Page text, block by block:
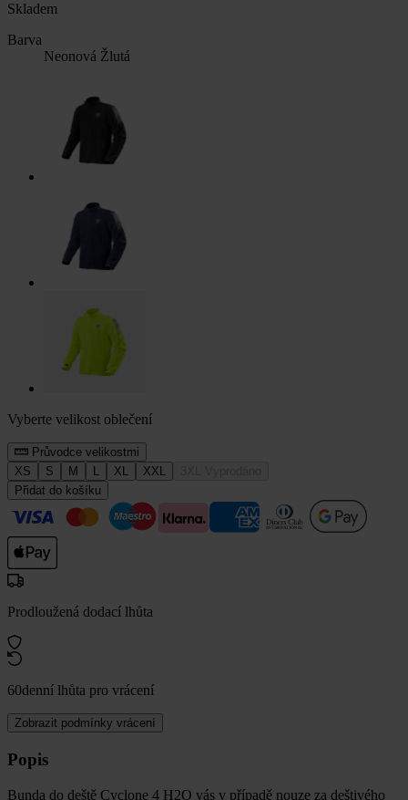
Skladem
Barva
Neonová Žlutá
Vyberte velikost oblečení
Průvodce velikostmi
XS
S M L XL XXL
Přidat do košíku
Prodloužená dodací lhůta
60denní lhůta pro vrácení
Zobrazit podmínky vrácení
Popis
Bunda do deště Cyclone 4 H2O vás v případě nouze za deštivého